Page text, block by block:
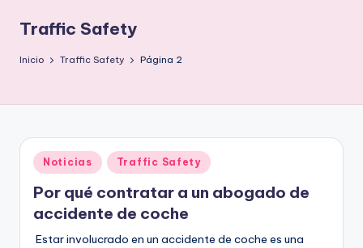
o
s
G
o
m
a
Traffic Safety
Inicio Traffic Safety Página 2
Publicado
en
Noticias Traffic Safety
Por qué contratar a un abogado de
accidente de coche
Estar involucrado en un accidente de coche es una